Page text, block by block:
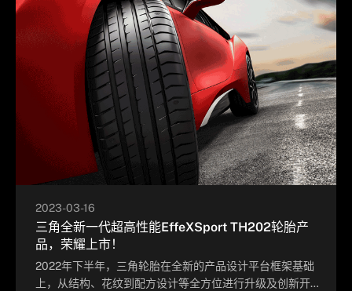
2023-03-16
三角全新一代超高性能EffeXSport TH202轮胎产
品，荣耀上市！
2022年下半年，三角轮胎在全新的产品设计平台框架基础
上，从结构、花纹到配方设计等全方位进行升级及创新开